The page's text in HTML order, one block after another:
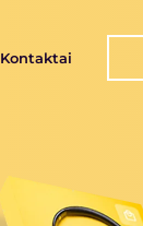
Kontaktai